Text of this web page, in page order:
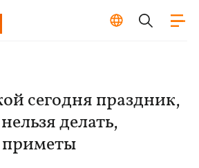
сегодня праздник,
делать,